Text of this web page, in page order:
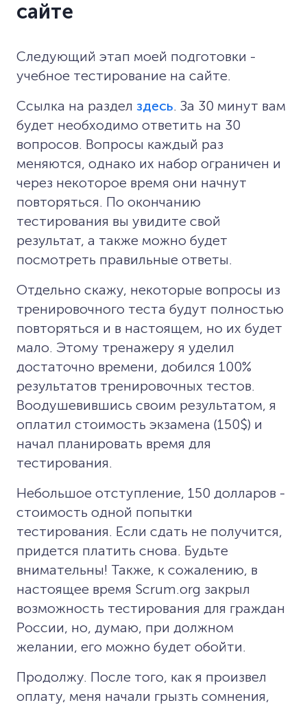
сайте
Следующий этап моей подготовки -
учебное тестирование на сайте.
Ссылка на раздел здесь. За 30 минут вам
будет необходимо ответить на 30
вопросов. Вопросы каждый раз
меняются, однако их набор ограничен и
через некоторое время они начнут
повторяться. По окончанию
тестирования вы увидите свой
результат, а также можно будет
посмотреть правильные ответы.
Отдельно скажу, некоторые вопросы из
тренировочного теста будут полностью
повторяться и в настоящем, но их будет
мало. Этому тренажеру я уделил
достаточно времени, добился 100%
результатов тренировочных тестов.
Воодушевившись своим результатом, я
оплатил стоимость экзамена (150$) и
начал планировать время для
тестирования.
Небольшое отступление, 150 долларов -
стоимость одной попытки
тестирования. Если сдать не получится,
придется платить снова. Будьте
внимательны! Также, к сожалению, в
настоящее время Scrum.org закрыл
возможность тестирования для граждан
России, но, думаю, при должном
желании, его можно будет обойти.
Продолжу. После того, как я произвел
оплату, меня начали грызть сомнения,